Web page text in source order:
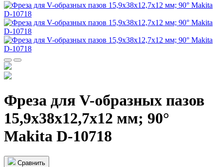
Фреза для V-образных пазов
15,9х38х12,7х12 мм; 90°
Makita D-10718
Cравнить